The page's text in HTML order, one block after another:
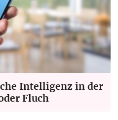
Intelligenz in der
Fluch